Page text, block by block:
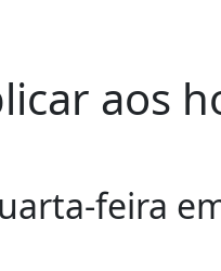
aos
feira